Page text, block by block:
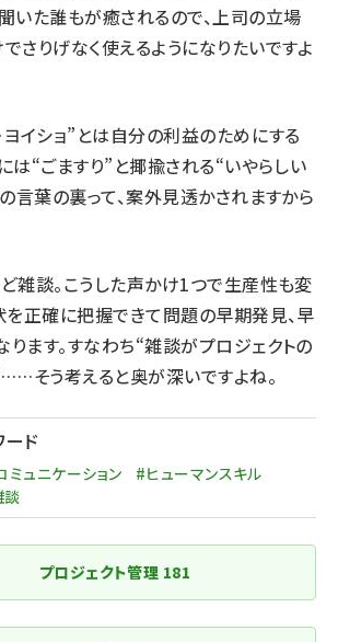
いた誰もが癒されるので、上司の立場
さりげなく使えるようになりたいですよ
ヨイショ”とは自分の利益のためにする
は“ごますり”と揶揄される“いやらしい
の言葉の裏って、案外見透かされますから
雑談。こうした声かけ1つで生産性も変
を正確に把握できて問題の早期発見、早
ます。すなわち“雑談がプロジェクトの
そう考えると奥が深いですよね。
ド
ミュニケーション
#ヒューマンスキル
談
プロジェクト管理 181